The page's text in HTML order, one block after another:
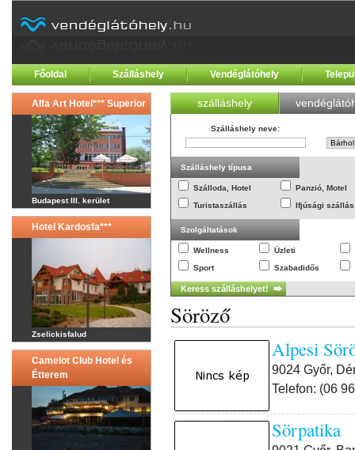
Főoldal Szálláshely Vendéglátóhely
Alfa Art Hotel*** Superior
Budapest III. kerület
Hotel Kardosfa***
Zselickisfalud
Camelot Club Hotel és
Étterem
szálláshely
Szálláshely neve:
Szálláshely típusa
Szálloda, Hotel
Panzió, Motel
Turistaszállás
Ifjúsági szállás
Szolgáltatások
Wellness
Üzleti
Sport
Szabadidős
Söröző
Alpesi
9024 Győr,
Telefon: (06